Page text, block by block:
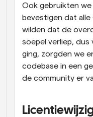
Ook gebruikten
bevestigen dat
wilden dat de
soepel verliep, dus
ging, zorgden we
codebase in een
de community er